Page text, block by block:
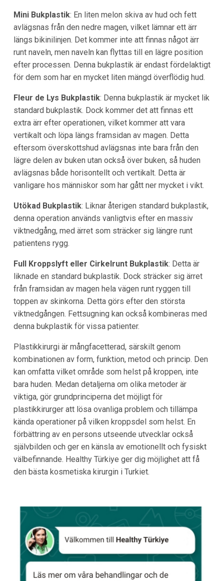
Mini Bukplastik: En liten melon skiva av hud och fett
avlägsnas från den nedre magen, vilket lämnar ett ärr
längs bikinilinjen. Det kommer inte att finnas något ärr
runt naveln, men naveln kan flyttas till en lägre position
efter processen. Denna bukplastik är endast fördelaktigt
för dem som har en mycket liten mängd överflödig hud.
Fleur de Lys Bukplastik: Denna bukplastik är mycket lik
standard bukplastik. Dock kommer det att finnas ett
extra ärr efter operationen, vilket kommer att vara
vertikalt och löpa längs framsidan av magen. Detta
eftersom överskottshud avlägsnas inte bara från den
lägre delen av buken utan också över buken, så huden
avlägsnas både horisontellt och vertikalt. Detta är
vanligare hos människor som har gått ner mycket i vikt.
Utökad Bukplastik: Liknar återigen standard bukplastik,
denna operation används vanligtvis efter en massiv
viktnedgång, med ärret som sträcker sig längre runt
patientens rygg.
Full Kroppslyft eller Cirkelrunt Bukplastik: Detta är
liknade en standard bukplastik. Dock sträcker sig ärret
från framsidan av magen hela vägen runt ryggen till
toppen av skinkorna. Detta görs efter den största
viktnedgången. Fettsugning kan också kombineras med
denna bukplastik för vissa patienter.
Plastikkirurgi är mångfacetterad, särskilt genom
kombinationen av form, funktion, metod och princip. Den
kan omfatta vilket område som helst på kroppen, inte
bara huden. Medan detaljerna om olika metoder är
viktiga, gör grundprinciperna det möjligt för
plastikkirurger att lösa ovanliga problem och tillämpa
kända operationer på vilken kroppsdel som helst. En
förbättring av en persons utseende utvecklar också
självbilden och ger en känsla av emotionellt och fysiskt
välbefinnande. Healthy Türkiye ger dig möjlighet att få
den bästa kosmetiska kirurgin i Turkiet.